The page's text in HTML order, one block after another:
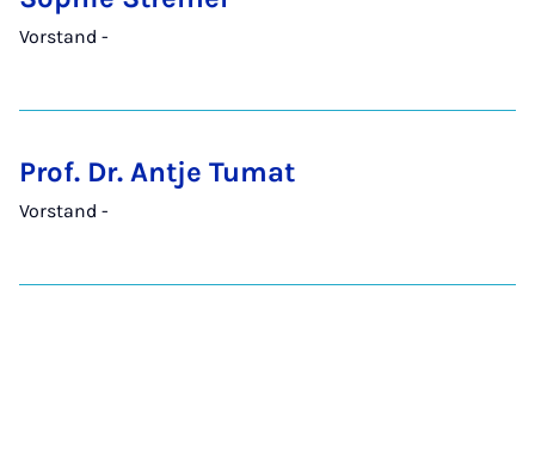
Vorstand -
Prof. Dr. Antje Tumat
Vorstand -